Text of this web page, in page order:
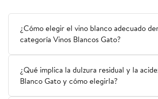
¿Cómo elegir el vino blanco adecuado
categoría Vinos Blancos Gato?
¿Qué implica la dulzura residual y la
Blanco Gato y cómo elegirla?